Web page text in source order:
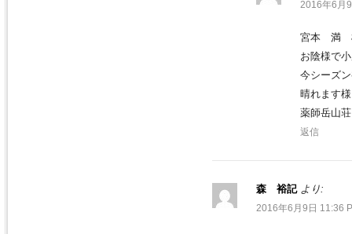
2016年6月
宮本 満
お陰様で
今シーズ
晴れます
薬師岳山
返信
森 裕記 より:
2016年6月9日 11:36